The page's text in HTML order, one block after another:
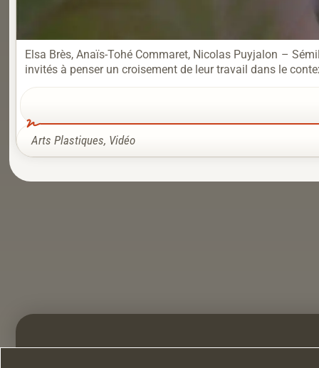
Elsa Brès, Anaïs-Tohé Commaret, Nicolas Puyjalon –
invités à penser un croisement de leur travail dans le
Arts Plastiques, Vidéo